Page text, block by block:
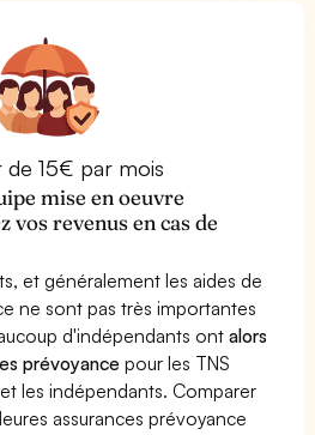
15€ par mois
mise en oeuvre
vos revenus en cas de
et généralement les aides de
ne sont pas très importantes
d'indépendants ontalors
prévoyance pour les TNS
les indépendants. Comparer
assurances prévoyance